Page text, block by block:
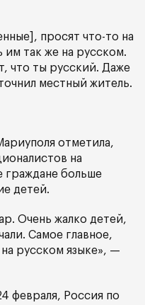
просят что-то на
им так же на русском.
что ты русский. Даже
местный житель.
отметила,
на
больше
детей.
Очень жалко детей,
Самое главное,
русском языке», —
февраля, Россия по